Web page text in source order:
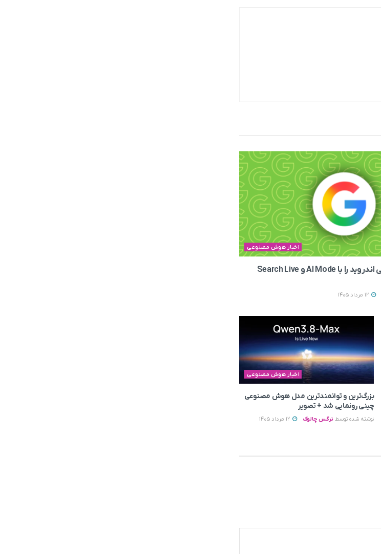
اخبار هوش مصنوعی
گوگل جستجوی صوتی اندروید را با AI Mode و Search Live
اخبار هوش مصنوعی
بزرگ‌ترین و توانمندترین مدل هوش مصنوعی
چینی رونمایی شد + تصویر
نوشته شده توسط نرگس چالوک